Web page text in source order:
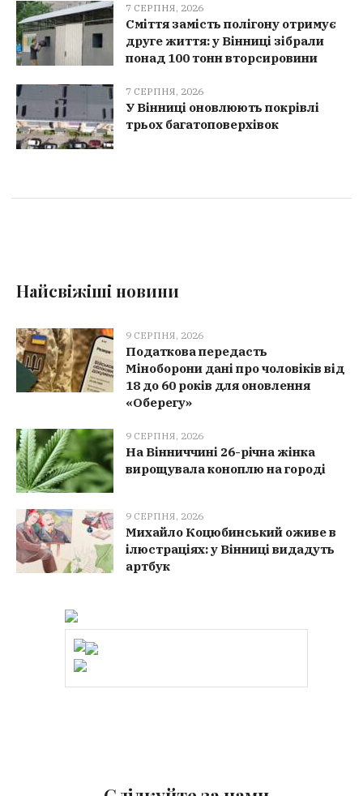
7 СЕРПНЯ, 2026
Сміття замість полігону отримує
друге життя: у Вінниці зібрали
понад 100 тонн вторсировини
7 СЕРПНЯ, 2026
У Вінниці оновлюють покрівлі
трьох багатоповерхівок
Найсвіжіші новини
9 СЕРПНЯ, 2026
Податкова передасть
Міноборони дані про чоловіків від
18 до 60 років для оновлення
«Оберегу»
9 СЕРПНЯ, 2026
На Вінниччині 26-річна жінка
вирощувала коноплю на городі
9 СЕРПНЯ, 2026
Михайло Коцюбинський оживе в
ілюстраціях: у Вінниці видадуть
артбук